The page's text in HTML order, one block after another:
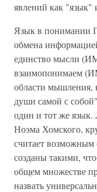
явлений как "язык"
Язык в понимании
обмена
единство мысли
взаимопонимаем
области мышления,
души самой с
один и тот же
Ноэма Хомского,
считает
созданы такими,
общем множестве
назвать